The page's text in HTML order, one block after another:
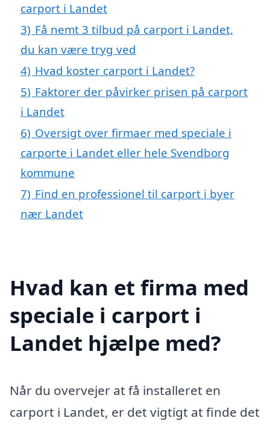
carport i Landet
3) Få nemt 3 tilbud på carport i Landet,
du kan være tryg ved
4) Hvad koster carport i Landet?
5) Faktorer der påvirker prisen på carport
i Landet
6) Oversigt over firmaer med speciale i
carporte i Landet eller hele Svendborg
kommune
7) Find en professionel til carport i byer
nær Landet
Hvad kan et firma med
speciale i carport i
Landet hjælpe med?
Når du overvejer at få installeret en
carport i Landet, er det vigtigt at finde det